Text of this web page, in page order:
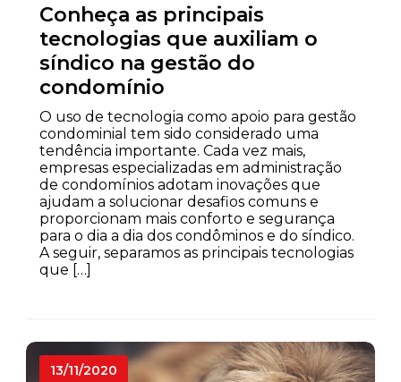
Conheça as principais
tecnologias que auxiliam o
síndico na gestão do
condomínio
O uso de tecnologia como apoio para gestão
condominial tem sido considerado uma
tendência importante. Cada vez mais,
empresas especializadas em administração
de condomínios adotam inovações que
ajudam a solucionar desafios comuns e
proporcionam mais conforto e segurança
para o dia a dia dos condôminos e do síndico.
A seguir, separamos as principais tecnologias
que […]
13/11/2020